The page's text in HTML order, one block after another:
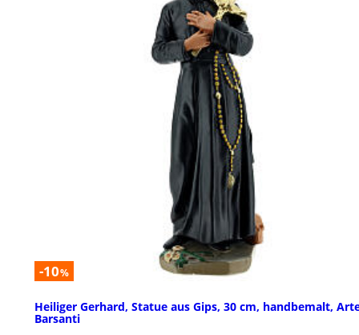
-10%
Heiliger Gerhard, Statue aus Gips, 30 cm, handbemalt,
Barsanti